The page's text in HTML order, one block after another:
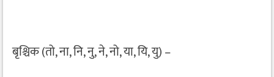
बृश्चिक (तो, ना, नि, नु, ने, नो, या, यि, यु) –